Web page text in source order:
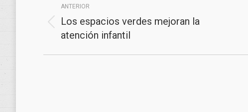
entre
publicaciones
ANTERIOR
Publicación
anterior:
Los espacios verdes mejoran la
atención infantil